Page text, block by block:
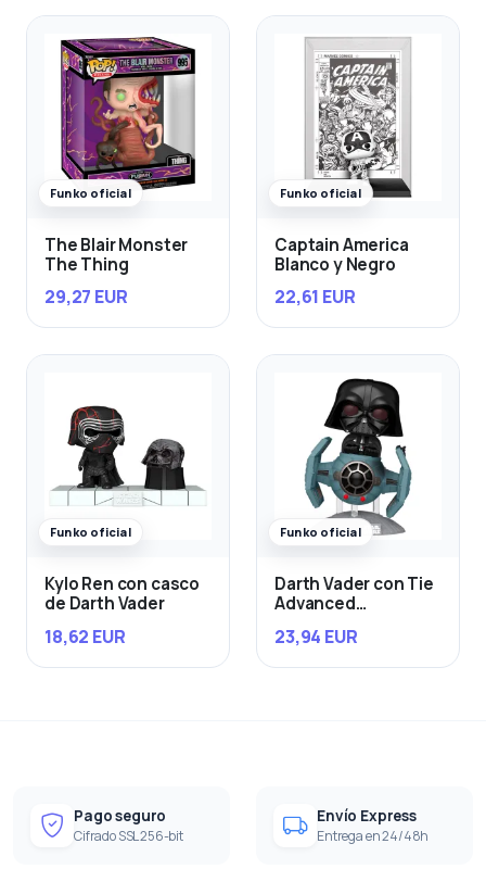
Funko oficial
The Blair Monster
The Thing
29,27 EUR
Funko oficial
Captain America
Blanco y Negro
22,61 EUR
Funko oficial
Kylo Ren con casco
de Darth Vader
18,62 EUR
Funko oficial
Darth Vader con Tie
Advanced
23,94 EUR
Pago seguro
Cifrado SSL 256-bit
Envío Express
Entrega en 24/48h